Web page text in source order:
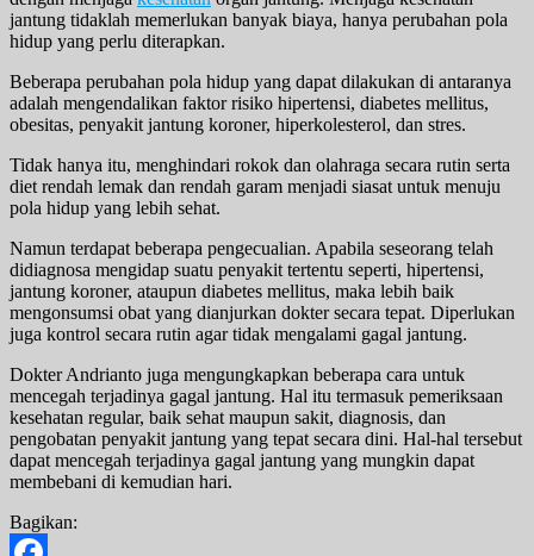
jantung tidaklah memerlukan banyak biaya, hanya perubahan pola
hidup yang perlu diterapkan.
Beberapa perubahan pola hidup yang dapat dilakukan di antaranya
adalah mengendalikan faktor risiko hipertensi, diabetes mellitus,
obesitas, penyakit jantung koroner, hiperkolesterol, dan stres.
Tidak hanya itu, menghindari rokok dan olahraga secara rutin serta
diet rendah lemak dan rendah garam menjadi siasat untuk menuju
pola hidup yang lebih sehat.
Namun terdapat beberapa pengecualian. Apabila seseorang telah
didiagnosa mengidap suatu penyakit tertentu seperti, hipertensi,
jantung koroner, ataupun diabetes mellitus, maka lebih baik
mengonsumsi obat yang dianjurkan dokter secara tepat. Diperlukan
juga kontrol secara rutin agar tidak mengalami gagal jantung.
Dokter Andrianto juga mengungkapkan beberapa cara untuk
mencegah terjadinya gagal jantung. Hal itu termasuk pemeriksaan
kesehatan regular, baik sehat maupun sakit, diagnosis, dan
pengobatan penyakit jantung yang tepat secara dini. Hal-hal tersebut
dapat mencegah terjadinya gagal jantung yang mungkin dapat
membebani di kemudian hari.
Bagikan: